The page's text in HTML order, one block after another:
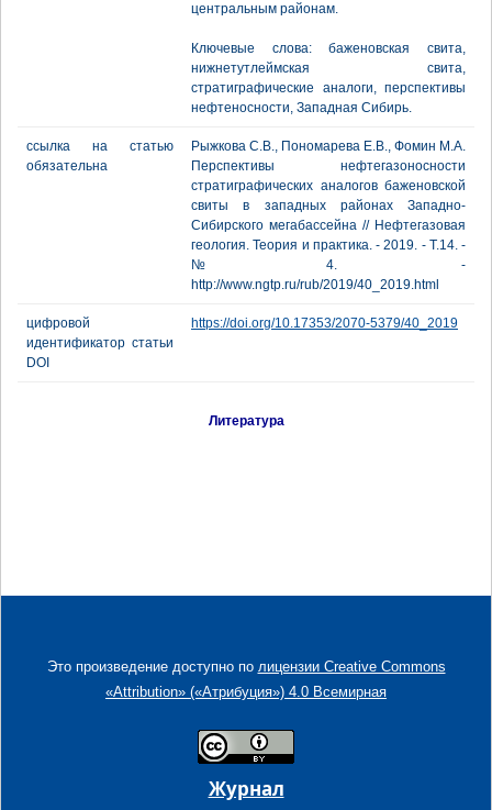
центральным районам.
Ключевые слова: баженовская свита,
нижнетутлеймская свита,
стратиграфические аналоги, перспективы
нефтеносности, Западная Сибирь.
ссылка на статью
обязательна
Рыжкова С.В., Пономарева Е.В., Фомин М.А.
Перспективы нефтегазоносности
стратиграфических аналогов баженовской
свиты в западных районах Западно-
Сибирского мегабассейна // Нефтегазовая
геология. Теория и практика. - 2019. - Т.14. -
№4. -
http://www.ngtp.ru/rub/2019/40_2019.html
цифровой
идентификатор статьи
DOI
https://doi.org/10.17353/2070-5379/40_2019
Литература
Это произведение доступно по лицензии Creative Commons
«Attribution» («Атрибуция») 4.0 Всемирная
Журнал